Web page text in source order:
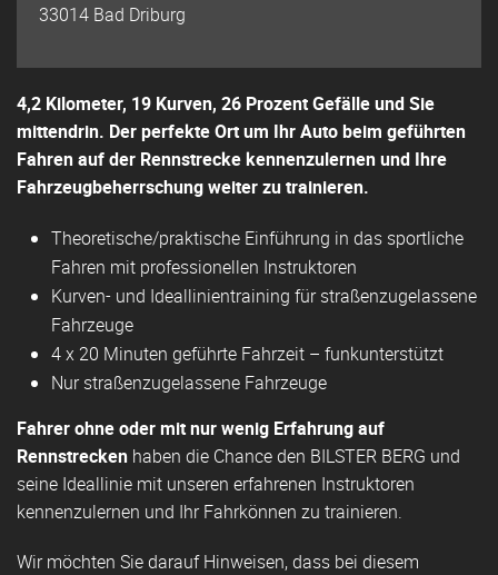
33014 Bad Driburg
4,2 Kilometer, 19 Kurven, 26 Prozent Gefälle und Sie
mittendrin. Der perfekte Ort um Ihr Auto beim geführten
Fahren auf der Rennstrecke kennenzulernen und Ihre
Fahrzeugbeherrschung weiter zu trainieren.
Theoretische/praktische Einführung in das sportliche
Fahren mit professionellen Instruktoren
Kurven- und Ideallinientraining für straßenzugelassene
Fahrzeuge
4 x 20 Minuten geführte Fahrzeit – funkunterstützt
Nur straßenzugelassene Fahrzeuge
Fahrerohne oder mit nur wenig Erfahrung auf
Rennstrecken haben die Chance den BILSTER BERG und
seine Ideallinie mit unseren erfahrenen Instruktoren
kennenzulernen und Ihr Fahrkönnen zu trainieren.
Wir möchten Sie darauf Hinweisen, dass bei diesem